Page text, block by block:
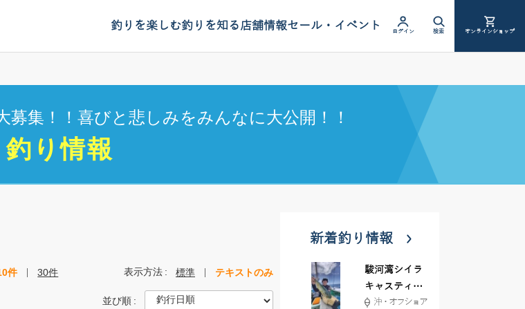
釣りを楽しむ釣りを知る店舗情報セール・イベント ログイン 検索 オンラインショップ
集！！喜びと悲しみをみんなに大公開！！
釣り情報
件 30件 表示方法 標準 テキストのみ
並び順
新着釣り情報
駿河湾シイラ
キャスティン
グ行ってきま
沖・オフショア